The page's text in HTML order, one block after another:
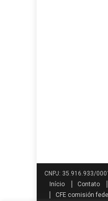
CNPJ: 35.916.933/
Início
Contato
CFE comisión